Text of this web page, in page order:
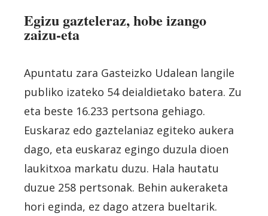
Egizu gazteleraz, hobe izango
zaizu-eta
Apuntatu zara Gasteizko Udalean langile
publiko izateko 54 deialdietako batera. Zu
eta beste 16.233 pertsona gehiago.
Euskaraz edo gaztelaniaz egiteko aukera
dago, eta euskaraz egingo duzula dioen
laukitxoa markatu duzu. Hala hautatu
duzue 258 pertsonak. Behin aukeraketa
hori eginda, ez dago atzera bueltarik.